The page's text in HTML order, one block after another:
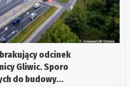
odcinek
Gliwic. Sporo
do budowy...